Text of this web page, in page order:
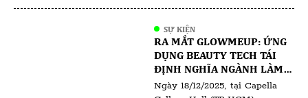
SỰ KIỆN
RA MẮT GLOWMEUP: ỨNG
DỤNG BEAUTY TECH TÁI
ĐỊNH NGHĨA NGÀNH LÀM
ĐẸP TẠI VIỆT NAM
Ngày 18/12/2025, tại Capella